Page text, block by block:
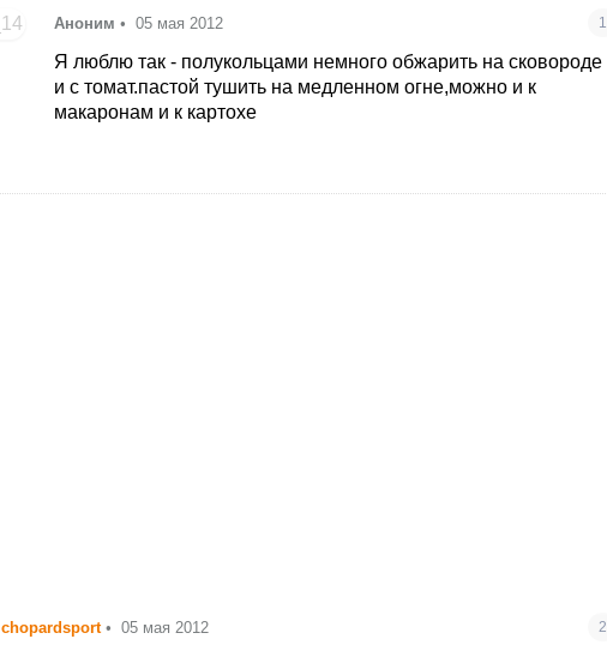
Аноним • 05 мая 2012 1
Я люблю так - полукольцами немного обжарить на сковороде
и с томат.пастой тушить на медленном огне,можно и к
макаронам и к картохе
chopardsport • 05 мая 2012 2